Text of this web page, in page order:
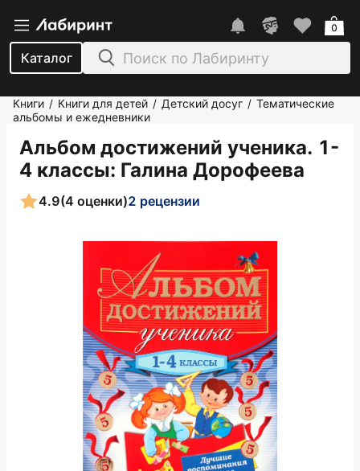
Каталог
0
Книги / Книги для детей / Детский досуг / Тематические
альбомы и ежедневники
Альбом достижений ученика. 1-
4 классы: Галина Дорофеева
4.9(4 оценки)2 рецензии